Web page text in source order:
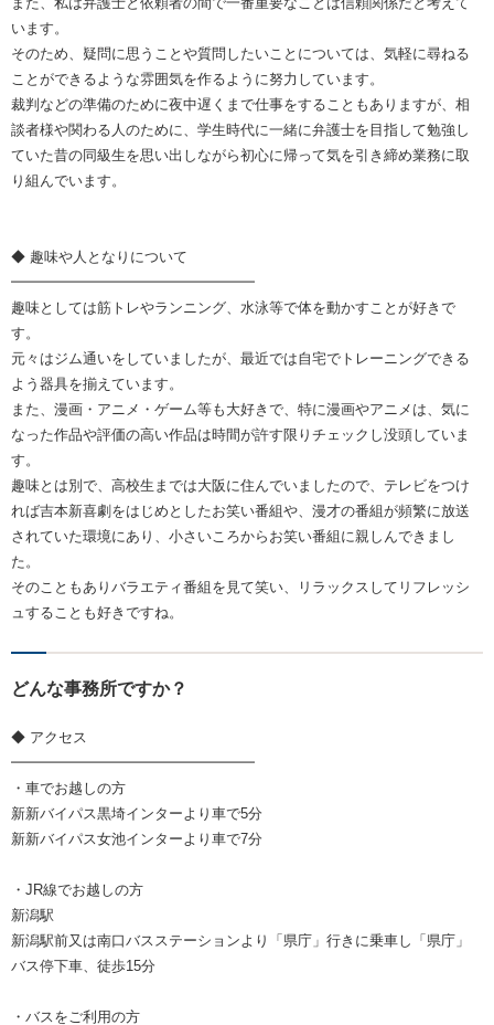
います。
そのため、疑問に思うことや質問したいことについては、気軽に尋ねる
ことができるような雰囲気を作るように努力しています。
裁判などの準備のために夜中遅くまで仕事をすることもありますが、相
談者様や関わる人のために、学生時代に一緒に弁護士を目指して勉強し
ていた昔の同級生を思い出しながら初心に帰って気を引き締め業務に取
り組んでいます。
◆ 趣味や人となりについて
━━━━━━━━━━━━━━━━━
趣味としては筋トレやランニング、水泳等で体を動かすことが好きで
す。
元々はジム通いをしていましたが、最近では自宅でトレーニングできる
よう器具を揃えています。
また、漫画・アニメ・ゲーム等も大好きで、特に漫画やアニメは、気に
なった作品や評価の高い作品は時間が許す限りチェックし没頭していま
す。
趣味とは別で、高校生までは大阪に住んでいましたので、テレビをつけ
れば吉本新喜劇をはじめとしたお笑い番組や、漫才の番組が頻繁に放送
されていた環境にあり、小さいころからお笑い番組に親しんできまし
た。
そのこともありバラエティ番組を見て笑い、リラックスしてリフレッシ
ュすることも好きですね。
どんな事務所ですか？
◆ アクセス
━━━━━━━━━━━━━━━━━
・車でお越しの方
新新バイパス黒埼インターより車で5分
新新バイパス女池インターより車で7分
・JR線でお越しの方
新潟駅
新潟駅前又は南口バスステーションより「県庁」行きに乗車し「県庁」
バス停下車、徒歩15分
・バスをご利用の方